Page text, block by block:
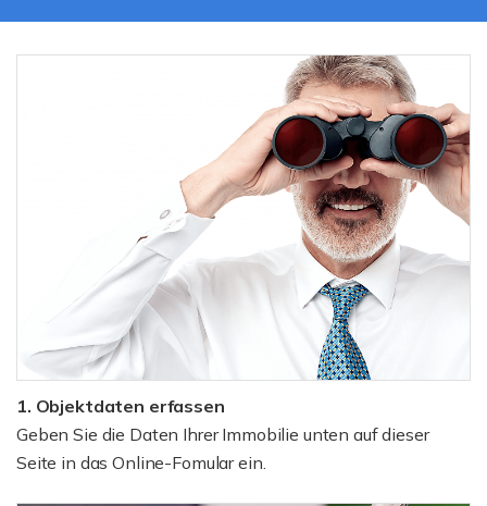
1. Objektdaten erfassen
Geben Sie die Daten Ihrer Immobilie unten auf dieser
Seite in das Online-Fomular ein.